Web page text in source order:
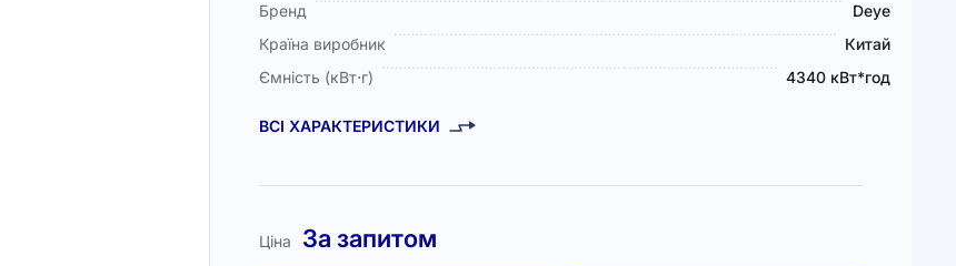
Бренд
Deye
Країна виробник
Китай
Ємність (кВт⋅г)
4340 кВт*год
ВСІ ХАРАКТЕРИСТИКИ
Ціна За запитом